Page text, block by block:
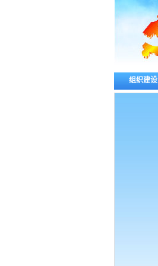
组织建设